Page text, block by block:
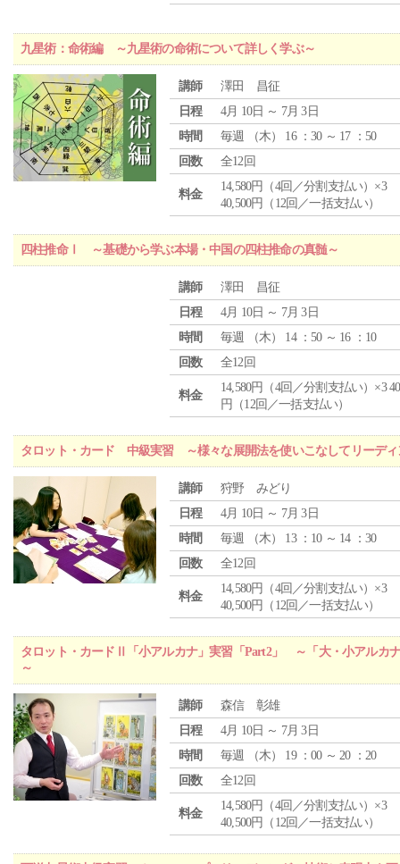
九星術：命術編 ～九星術の命術について詳しく学ぶ～
講師
澤田 昌征
日程
4月 10日 ～ 7月 3日
時間
毎週 （木） 16 ：30 ～ 17 ：50
回数
全12回
料金
14,580円（4回／分割支払い）×3
40,500円（12回／一括支払い）
四柱推命Ⅰ ～基礎から学ぶ本場・中国の四柱推命の真髄～
講師
澤田 昌征
日程
4月 10日 ～ 7月 3日
時間
毎週 （木） 14 ：50 ～ 16 ：10
回数
全12回
料金
14,580円（4回／分割支払い）×3
円（12回／一括支払い）
タロット・カード 中級実習 ～様々な展開法を使いこなしてリーディ
講師
狩野 みどり
日程
4月 10日 ～ 7月 3日
時間
毎週 （木） 13 ：10 ～ 14 ：30
回数
全12回
料金
14,580円（4回／分割支払い）×3
40,500円（12回／一括支払い）
タロット・カードⅡ「小アルカナ」実習「Part2」 ～「大・小アルカ
～
講師
森信 彰雄
日程
4月 10日 ～ 7月 3日
時間
毎週 （木） 19 ：00 ～ 20 ：20
回数
全12回
料金
14,580円（4回／分割支払い）×3
40,500円（12回／一括支払い）